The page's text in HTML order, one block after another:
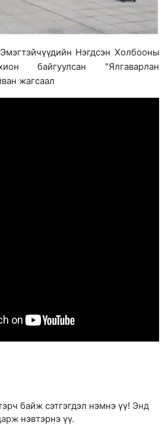
Нэгдсэн Холбооны
байгуулсан "Ялгаварлан
жагсаал
байж сэтгэгдэл нэмнэ үү! Энд
нэвтэрнэ үү.